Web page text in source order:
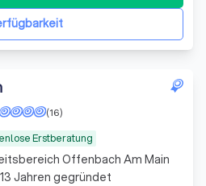
Erstberatung
(16)
Offenbach Am Main
Jahren gegründet